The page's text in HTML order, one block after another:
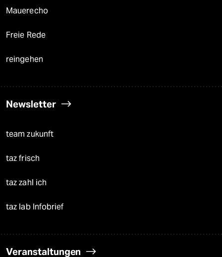
Mauerecho
Freie Rede
reingehen
Newsletter
team zukunft
taz frisch
taz zahl ich
taz lab Infobrief
Veranstaltungen